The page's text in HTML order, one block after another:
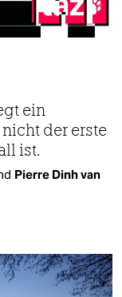
ein
der erste
ist.
Pierre Dinh van